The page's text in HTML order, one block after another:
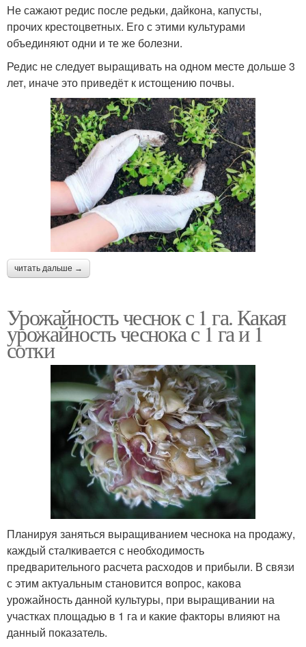
Не сажают редис после редьки, дайкона, капусты,
прочих крестоцветных. Его с этими культурами
объединяют одни и те же болезни.
Редис не следует выращивать на одном месте дольше 3
лет, иначе это приведёт к истощению почвы.
читать дальше →
Урожайность чеснок с 1 га. Какая
урожайность чеснока с 1 га и 1
сотки
Планируя заняться выращиванием чеснока на продажу,
каждый сталкивается с необходимость
предварительного расчета расходов и прибыли. В связи
с этим актуальным становится вопрос, какова
урожайность данной культуры, при выращивании на
участках площадью в 1 га и какие факторы влияют на
данный показатель.